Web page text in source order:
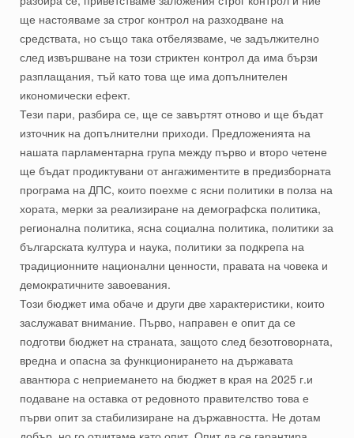
ще настояваме за строг контрол на разходване на
средствата, но също така отбелязваме, че задължително
след извършване на този стриктен контрол да има бързи
разплащания, тъй като това ще има допълнителен
икономически ефект.
Тези пари, разбира се, ще се завъртят отново и ще бъдат
източник на допълнителни приходи. Предложенията на
нашата парламентарна група между първо и второ четене
ще бъдат продиктувани от ангажиментите в предизборната
програма на ДПС, които поехме с ясни политики в полза на
хората, мерки за реализиране на демографска политика,
регионална политика, ясна социална политика, политики за
българската култура и наука, политики за подкрепа на
традиционните национални ценности, правата на човека и
демократичните завоевания.
Този бюджет има обаче и други две характеристики, които
заслужават внимание. Първо, направен е опит да се
подготви бюджет на страната, защото след безотговорната,
вредна и опасна за функционирането на държавата
авантюра с неприемането на бюджет в края на 2025 г.и
подаване на оставка от редовното правителство това е
първи опит за стабилизиране на държавността. Не дотам